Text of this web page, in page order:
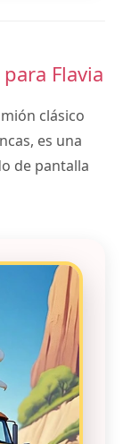
Flavia
clásico
es una
de pantalla